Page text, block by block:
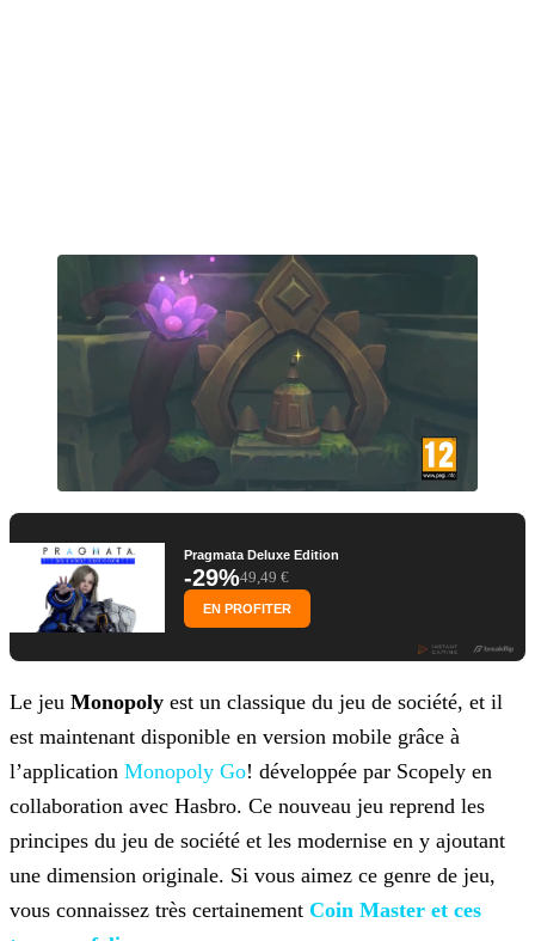
Pragmata Deluxe Edition
-29%49,49 €
EN PROFITER
Le jeu Monopoly est un classique du jeu de société, et il
est maintenant disponible en version mobile grâce à
l’application Monopoly Go! développée par Scopely en
collaboration avec Hasbro. Ce nouveau jeu reprend les
principes du jeu de société et les modernise en y ajoutant
une dimension originale. Si vous aimez ce genre de jeu,
vous connaissez très certainement Coin Master et ces